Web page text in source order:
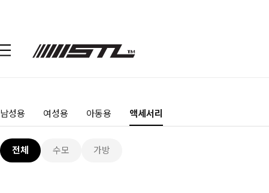
남성용 여성용 아동용 액세서리
전체 수모 가방